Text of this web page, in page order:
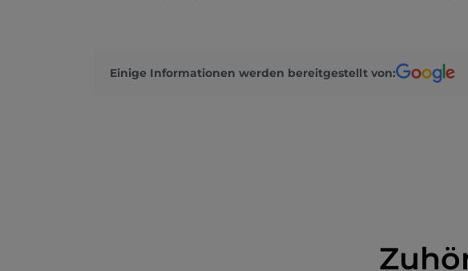
Einige Informationen werden bereitgestellt von: